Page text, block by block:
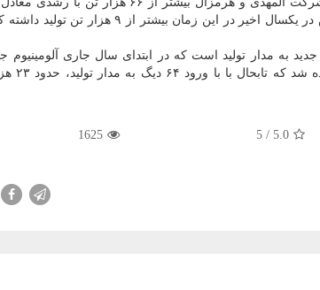
است. در همین راستا شرکت آلومینای ایران با راه اندازی واحد شمش در یکسال اخیر در این
به مدار تولید است که در ابتدای سال جاری آلومینیوم
بزرگترین،
5.0
/ 5
1625